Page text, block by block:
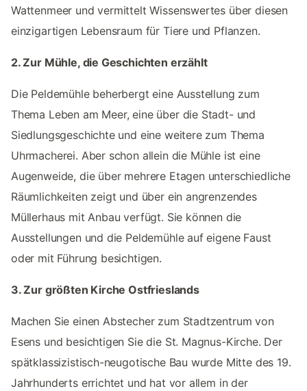
Wattenmeer und vermittelt Wissenswertes über diesen
einzigartigen Lebensraum für Tiere und Pflanzen.
2. Zur Mühle, die Geschichten erzählt
Die Peldemühle beherbergt eine Ausstellung zum
Thema Leben am Meer, eine über die Stadt- und
Siedlungsgeschichte und eine weitere zum Thema
Uhrmacherei. Aber schon allein die Mühle ist eine
Augenweide, die über mehrere Etagen unterschiedliche
Räumlichkeiten zeigt und über ein angrenzendes
Müllerhaus mit Anbau verfügt. Sie können die
Ausstellungen und die Peldemühle auf eigene Faust
oder mit Führung besichtigen.
3. Zur größten Kirche Ostfrieslands
Machen Sie einen Abstecher zum Stadtzentrum von
Esens und besichtigen Sie die St. Magnus-Kirche. Der
spätklassizistisch-neugotische Bau wurde Mitte des 19.
Jahrhunderts errichtet und hat vor allem in der